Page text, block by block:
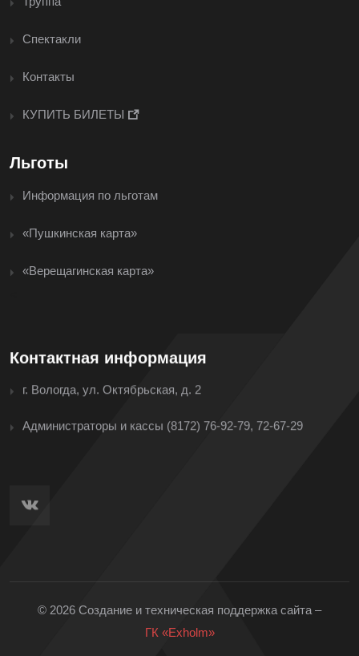
Спектакли
Контакты
КУПИТЬ БИЛЕТЫ
Льготы
Информация по льготам
«Пушкинская карта»
«Верещагинская карта»
Контактная информация
г. Вологда, ул. Октябрьская, д. 2
Администраторы и кассы (8172) 76-92-79, 72-67-29
© 2026 Создание и техническая поддержка сайта –
ГК «Exholm»